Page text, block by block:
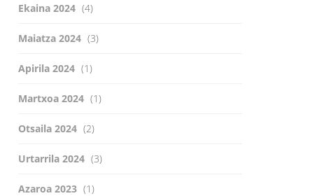
Ekaina 2024 (4)
Maiatza 2024 (3)
Apirila 2024 (1)
Martxoa 2024 (1)
Otsaila 2024 (2)
Urtarrila 2024 (3)
Azaroa 2023 (1)